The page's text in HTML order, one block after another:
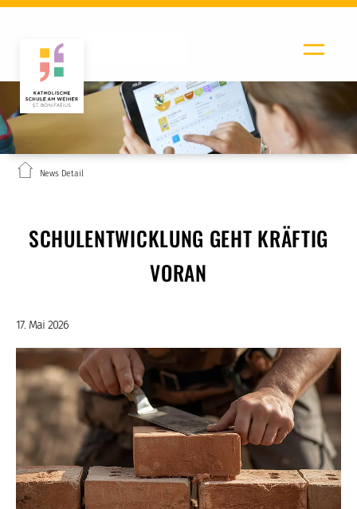
News Detail
SCHULENTWICKLUNG GEHT KRÄFTIG
VORAN
17. Mai 2026